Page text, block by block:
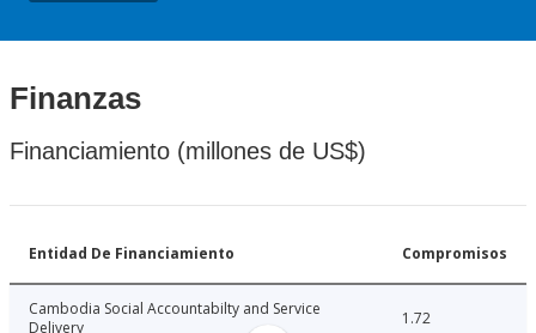
Finanzas
Financiamiento (millones de US$)
Entidad De Financiamiento Compromisos
Cambodia Social Accountabilty and Service
Delivery
1.72